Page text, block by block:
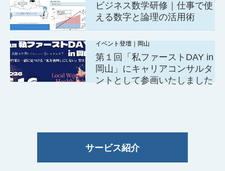
ビジネス数学研修｜仕事で使
える数字と論理の活用術
イベント登壇｜岡山
第１回「私ファーストDAY in
岡山」にキャリアコンサルタ
ントとして参画いたしました
サービス紹介